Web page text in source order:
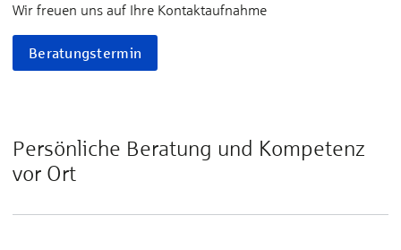
Wir freuen uns auf Ihre Kontaktaufnahme
Beratungstermin
Persönliche Beratung und Kompetenz
vor Ort